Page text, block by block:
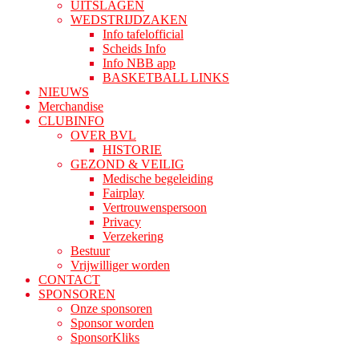
UITSLAGEN
WEDSTRIJDZAKEN
Info tafelofficial
Scheids Info
Info NBB app
BASKETBALL LINKS
NIEUWS
Merchandise
CLUBINFO
OVER BVL
HISTORIE
GEZOND & VEILIG
Medische begeleiding
Fairplay
Vertrouwenspersoon
Privacy
Verzekering
Bestuur
Vrijwilliger worden
CONTACT
SPONSOREN
Onze sponsoren
Sponsor worden
SponsorKliks